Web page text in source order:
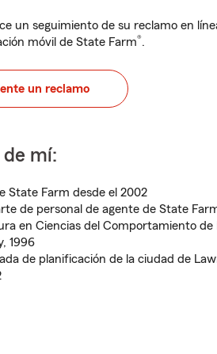
un seguimiento de su reclamo en
móvil de State Farm®.
un reclamo
mí:
State Farm desde el 2002
de personal de agente de State
en Ciencias del Comportamiento de
1996
de planificación de la ciudad de